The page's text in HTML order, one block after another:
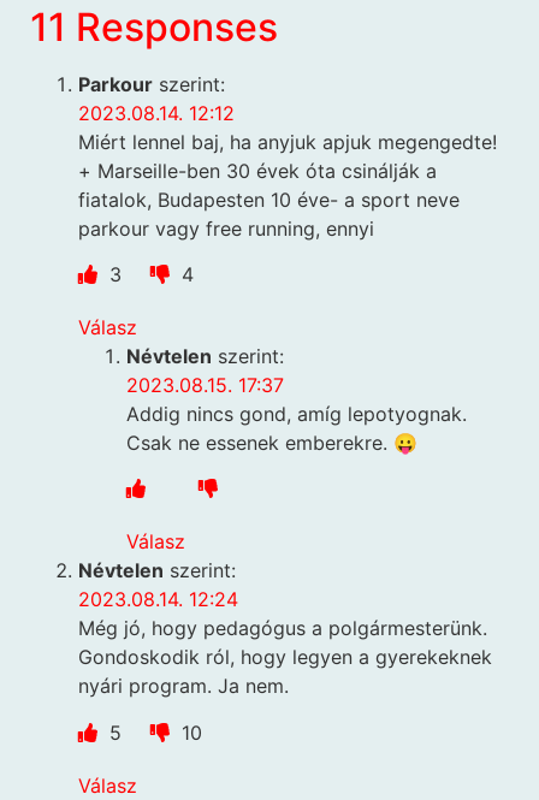
11 Responses
Parkour szerint:
2023.08.14. 12:12
Miért lennel baj, ha anyjuk apjuk megengedte!
+ Marseille-ben 30 évek óta csinálják a
fiatalok, Budapesten 10 éve- a sport neve
parkour vagy free running, ennyi
3
4
Válasz
Névtelen szerint:
2023.08.15. 17:37
Addig nincs gond, amíg lepotyognak.
Csak ne essenek emberekre. 😛
Válasz
Névtelen szerint:
2023.08.14. 12:24
Még jó, hogy pedagógus a polgármesterünk.
Gondoskodik ról, hogy legyen a gyerekeknek
nyári program. Ja nem.
5
10
Válasz